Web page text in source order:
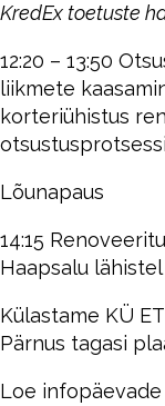
KredEx toetuste
12:20 – 13:50
liikmete
korteriühistus
Lõunapaus
14:15
Haapsalu
Külastame KÜ
Pärnus tagasi
Loe infopäevade